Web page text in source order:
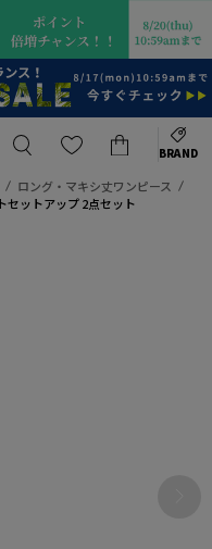
BRAND
ロング・マキシ丈ワンピース
セットアップ 2点セット